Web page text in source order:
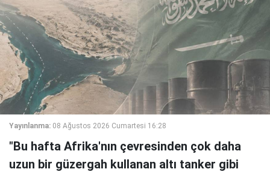
Yayınlanma: 08 Ağustos 2026 Cumartesi 16:28
"Bu hafta Afrika'nın çevresinden çok daha
uzun bir güzergah kullanan altı tanker gibi